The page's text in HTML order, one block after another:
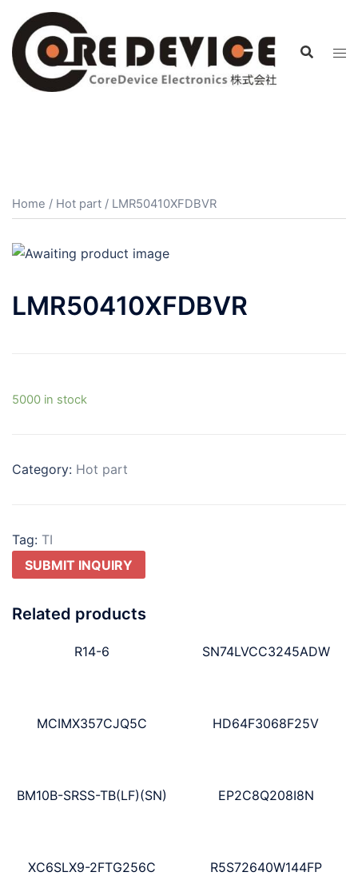
Home / Hot part / LMR50410XFDBVR
LMR50410XFDBVR
5000 in stock
Category: Hot part
Tag: TI
SUBMIT INQUIRY
Related products
R14-6 SN74LVCC3245ADW
MCIMX357CJQ5C HD64F3068F25V
BM10B-SRSS-TB(LF)(SN) EP2C8Q208I8N
XC6SLX9-2FTG256C R5S72640W144FP